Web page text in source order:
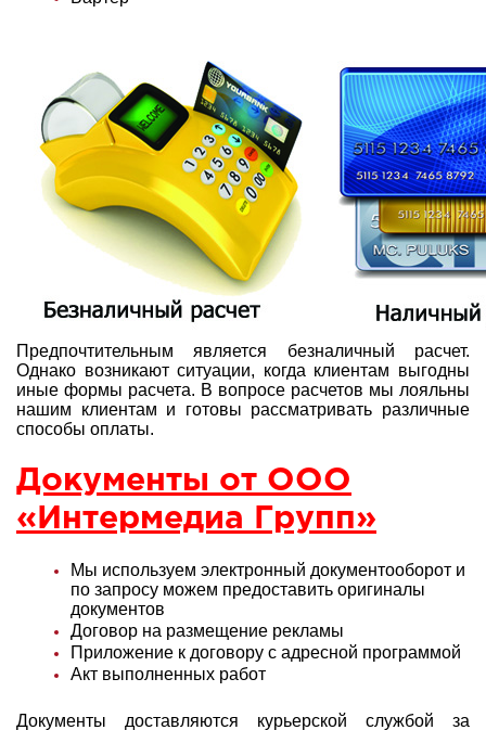
Предпочтительным является безналичный расчет.
Однако возникают ситуации, когда клиентам выгодны
иные формы расчета. В вопросе расчетов мы лояльны
нашим клиентам и готовы рассматривать различные
способы оплаты.
Документы от ООО
«Интермедиа Групп»
Мы используем электронный документооборот и
по запросу можем предоставить оригиналы
документов
Договор на размещение рекламы
Приложение к договору с адресной программой
Акт выполненных работ
Документы доставляются курьерской службой за